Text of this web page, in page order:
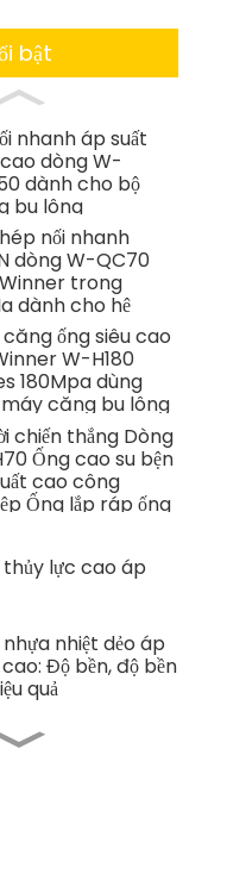
bật
nhanh áp suất
dòng W-
dành cho bộ
bu lông
nối nhanh
dòng W-QC70
trong
dành cho hệ
kết nối cờ lê mô-
xoắn
ống siêu cao
W-H180
180Mpa dùng
căng bu lông
chiến thắng Dòng
Ống cao su bện
cao công
Ống lắp ráp ống
lực
thủy lực cao áp
nhiệt dẻo áp
Độ bền, độ bền
quả
kiện bơm thủy lực